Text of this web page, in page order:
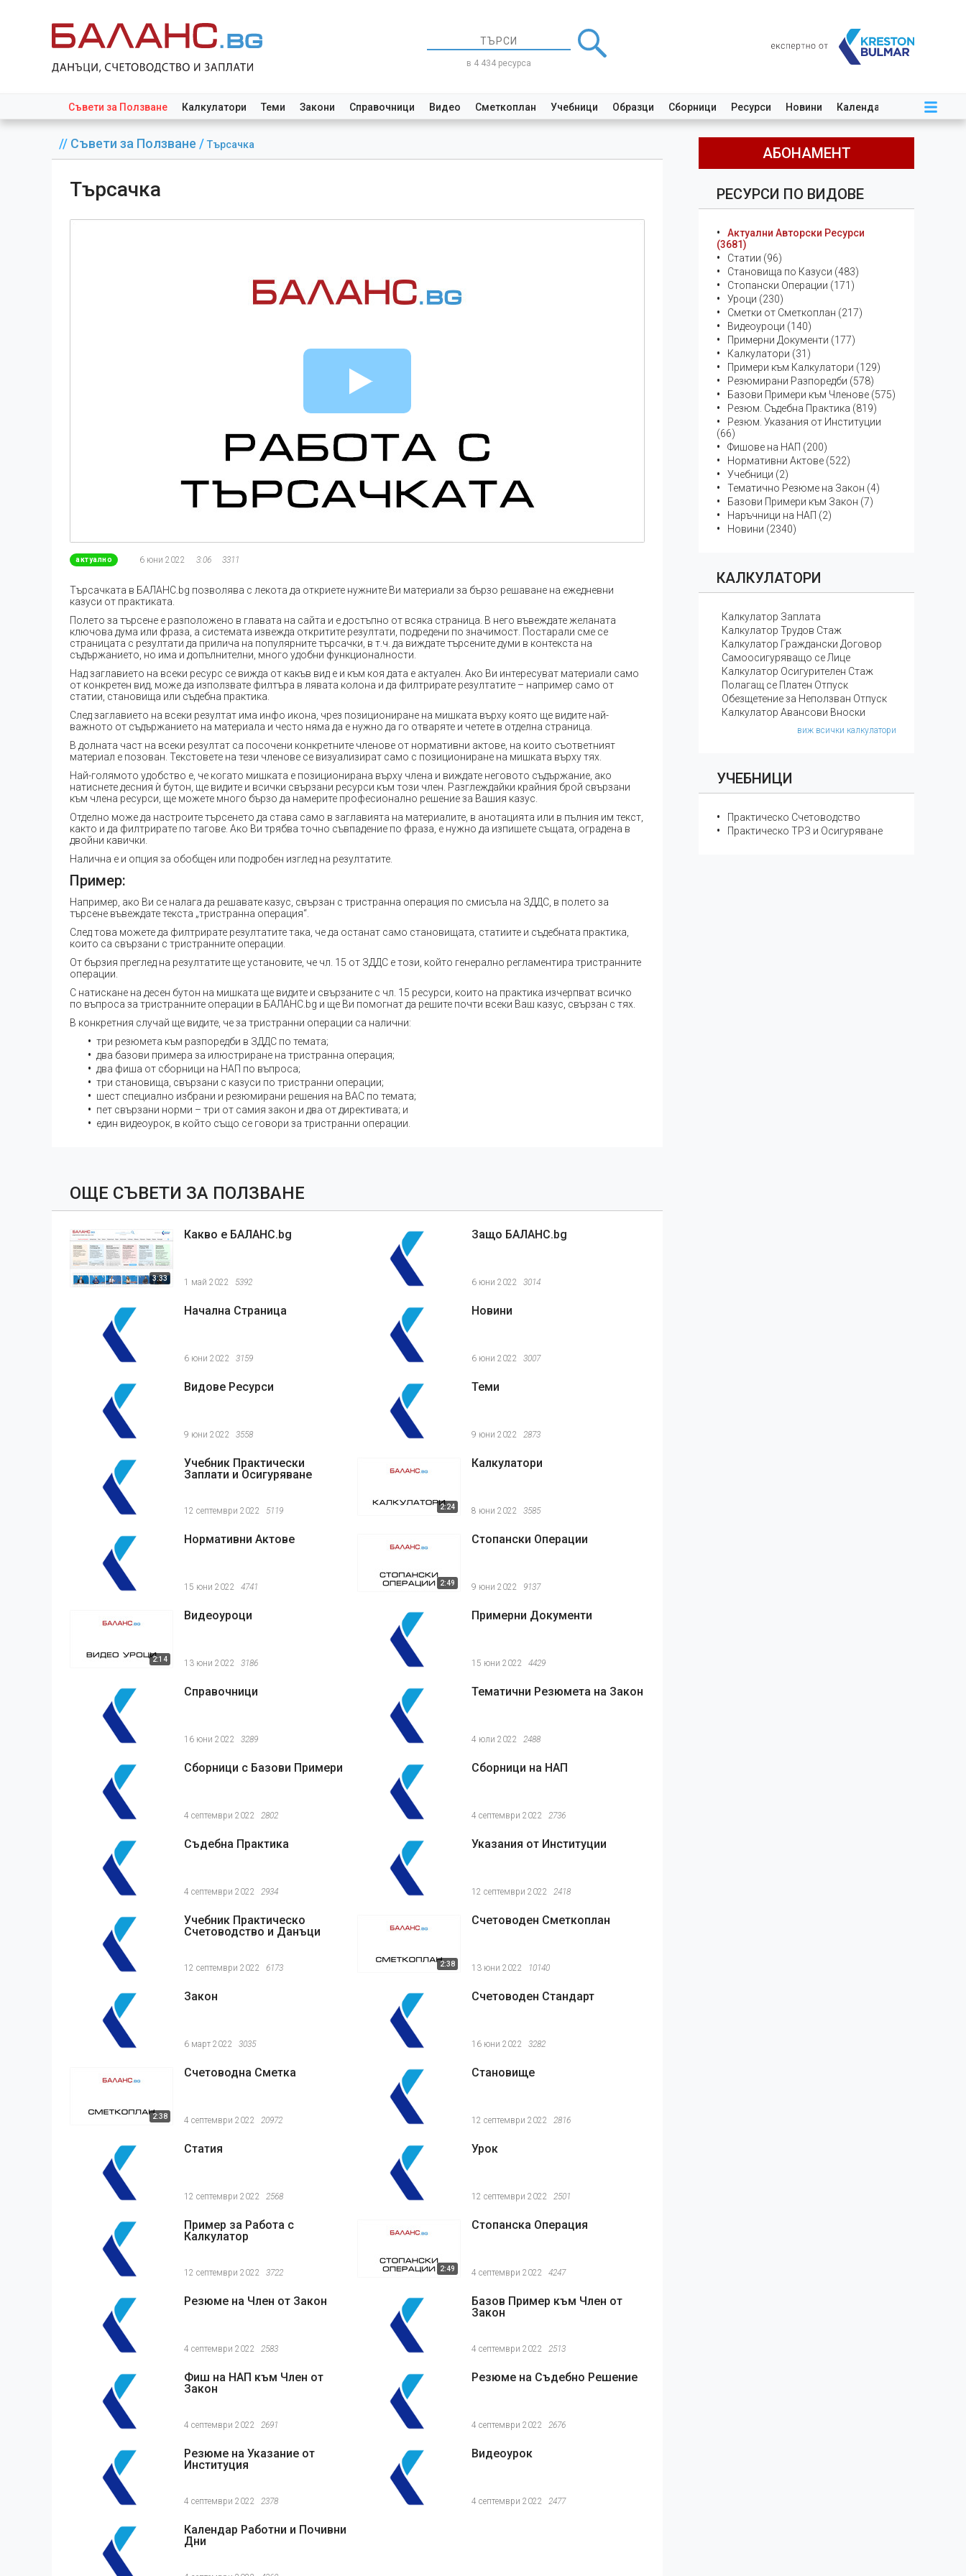
в 4 434 ресурса
Съвети за Ползване Калкулатори Теми Закони Справочници Видео Сметкоплан Учебници Образци Сборници Ресурси Новини Календар
// Съвети за Ползване /Търсачка
Търсачка
актуално 6 юни 2022 3:06 3311
Търсачката в БАЛАНС.bg позволява с лекота да откриете нужните Ви материали за бързо решаване на ежедневни
казуси от практиката.
Полето за търсене е разположено в главата на сайта и е достъпно от всяка страница. В него въвеждате желаната
ключова дума или фраза, а системата извежда откритите резултати, подредени по значимост. Постарали сме се
страницата с резултати да прилича на популярните търсачки, в т.ч. да виждате търсените думи в контекста на
съдържанието, но има и допълнителни, много удобни функционалности.
Над заглавието на всеки ресурс се вижда от какъв вид е и към коя дата е актуален. Ако Ви интересуват материали само
от конкретен вид, може да използвате филтъра в лявата колона и да филтрирате резултатите – например само от
статии, становища или съдебна практика.
След заглавието на всеки резултат има инфо икона, чрез позициониране на мишката върху която ще видите най-
важното от съдържанието на материала и често няма да е нужно да го отваряте и четете в отделна страница.
В долната част на всеки резултат са посочени конкретните членове от нормативни актове, на които съответният
материал е позован. Текстовете на тези членове се визуализират само с позициониране на мишката върху тях.
Най-голямото удобство е, че когато мишката е позиционирана върху члена и виждате неговото съдържание, ако
натиснете десния ѝ бутон, ще видите и всички свързани ресурси към този член. Разглеждайки крайния брой свързани
към члена ресурси, ще можете много бързо да намерите професионално решение за Вашия казус.
Отделно може да настроите търсенето да става само в заглавията на материалите, в анотацията или в пълния им текст,
както и да филтрирате по тагове. Ако Ви трябва точно съвпадение по фраза, е нужно да изпишете същата, оградена в
двойни кавички.
Налична е и опция за обобщен или подробен изглед на резултатите.
Пример:
Например, ако Ви се налага да решавате казус, свързан с тристранна операция по смисъла на ЗДДС, в полето за
търсене въвеждате текста „тристранна операция“.
След това можете да филтрирате резултатите така, че да останат само становищата, статиите и съдебната практика,
които са свързани с тристранните операции.
От бързия преглед на резултатите ще установите, че чл. 15 от ЗДДС е този, който генерално регламентира тристранните
операции.
С натискане на десен бутон на мишката ще видите и свързаните с чл. 15 ресурси, които на практика изчерпват всичко
по въпроса за тристранните операции в БАЛАНС.bg и ще Ви помогнат да решите почти всеки Ваш казус, свързан с тях.
В конкретния случай ще видите, че за тристранни операции са налични:
три резюмета към разпоредби в ЗДДС по темата;
два базови примера за илюстриране на тристранна операция;
два фиша от сборници на НАП по въпроса;
три становища, свързани с казуси по тристранни операции;
шест специално избрани и резюмирани решения на ВАС по темата;
пет свързани норми – три от самия закон и два от директивата; и
един видеоурок, в който също се говори за тристранни операции.
ОЩЕ СЪВЕТИ ЗА ПОЛЗВАНЕ
3:33
Какво е БАЛАНС.bg
1 май 2022 5392
Защо БАЛАНС.bg
6 юни 2022 3014
Начална Страница
6 юни 2022 3159
Новини
6 юни 2022 3007
Видове Ресурси
9 юни 2022 3558
Теми
9 юни 2022 2873
Учебник Практически
Заплати и Осигуряване
12 септември 2022 5119 2:24
Калкулатори
8 юни 2022 3585
Нормативни Актове
15 юни 2022 4741 2:49
Стопански Операции
9 юни 2022 9137
2:14
Видеоуроци
13 юни 2022 3186
Примерни Документи
15 юни 2022 4429
Справочници
16 юни 2022 3289
Тематични Резюмета на Закон
4 юли 2022 2488
Сборници с Базови Примери
4 септември 2022 2802
Сборници на НАП
4 септември 2022 2736
Съдебна Практика
4 септември 2022 2934
Указания от Институции
12 септември 2022 2418
Учебник Практическо
Счетоводство и Данъци
12 септември 2022 6173 2:38
Счетоводен Сметкоплан
13 юни 2022 10140
Закон
6 март 2022 3035
Счетоводен Стандарт
16 юни 2022 3282
2:38
Счетоводна Сметка
4 септември 2022 20972
Становище
12 септември 2022 2816
Статия
12 септември 2022 2568
Урок
12 септември 2022 2501
Пример за Работа с
Калкулатор
12 септември 2022 3722 2:49
Стопанска Операция
4 септември 2022 4247
Резюме на Член от Закон
4 септември 2022 2583
Базов Пример към Член от
Закон
4 септември 2022 2513
Фиш на НАП към Член от
Закон
4 септември 2022 2691
Резюме на Съдебно Решение
4 септември 2022 2676
Резюме на Указание от
Институция
4 септември 2022 2378
Видеоурок
4 септември 2022 2477
Календар Работни и Почивни
Дни
АБОНАМЕНТ
РЕСУРСИ ПО ВИДОВЕ
Актуални Авторски Ресурси
(3681)
Статии (96)
Становища по Казуси (483)
Стопански Операции (171)
Уроци (230)
Сметки от Сметкоплан (217)
Видеоуроци (140)
Примерни Документи (177)
Калкулатори (31)
Примери към Калкулатори (129)
Резюмирани Разпоредби (578)
Базови Примери към Членове (575)
Резюм. Съдебна Практика (819)
Резюм. Указания от Институции
(66)
Фишове на НАП (200)
Нормативни Актове (522)
Учебници (2)
Тематичнo Резюме на Закон (4)
Базови Примери към Закон (7)
Наръчници на НАП (2)
Новини (2340)
КАЛКУЛАТОРИ
Калкулатор Заплата
Калкулатор Трудов Стаж
Калкулатор Граждански Договор
Самоосигуряващо се Лице
Калкулатор Осигурителен Стаж
Полагащ се Платен Отпуск
Обезщетение за Неползван Отпуск
Калкулатор Авансови Вноски
виж всички калкулатори
УЧЕБНИЦИ
Практическо Счетоводство
Практическо ТРЗ и Осигуряване